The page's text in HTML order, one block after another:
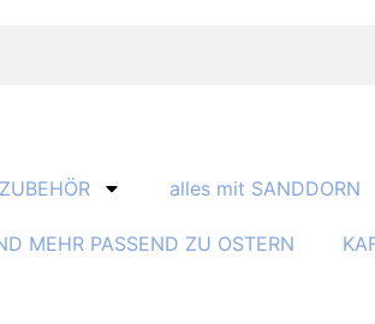
alles mit SANDDORN
MEHR PASSEND ZU OSTERN